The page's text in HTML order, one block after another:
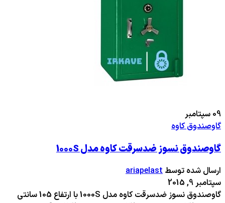
09 سپتامبر
گاوصندوق کاوه
گاوصندوق نسوز ضدسرقت کاوه مدل 1000S
ارسال شده توسط ariapelast
سپتامبر 9, 2015
گاوصندوق نسوز ضدسرقت کاوه مدل 1000S با ارتفاع 105 سانتی